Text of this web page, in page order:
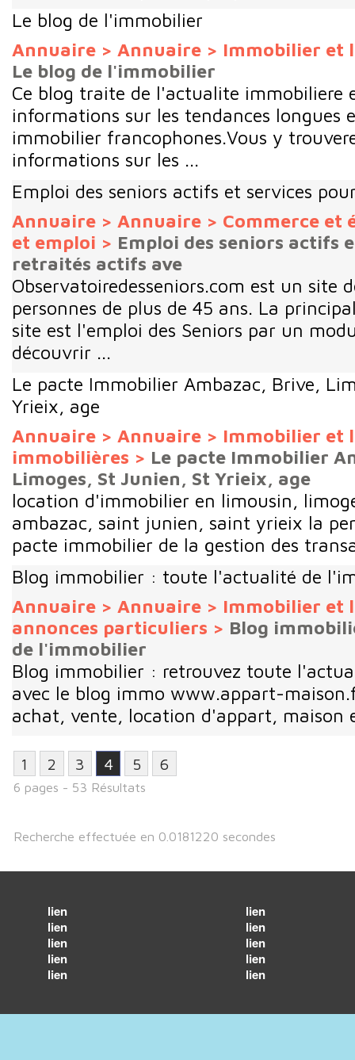
Le blog de l'immobilier
Annuaire > Annuaire > Immobilier et
Le blog de l'immobilier
Ce blog traite de l'actualite immobiliere
informations sur les tendances longues
immobilier francophones.Vous y
informations sur les ...
Emploi des seniors actifs et services
Annuaire > Annuaire > Commerce et
et emploi > Emploi des seniors actifs
retraités actifs ave
Observatoiredesseniors.com est un site
personnes de plus de 45 ans. La
site est l'emploi des Seniors par un
découvrir ...
Le pacte Immobilier Ambazac, Brive,
Yrieix, age
Annuaire > Annuaire > Immobilier et
immobilières > Le pacte Immobilier
Limoges, St Junien, St Yrieix, age
location d'immobilier en limousin,
ambazac, saint junien, saint yrieix la
pacte immobilier de la gestion des
Blog immobilier : toute l'actualité de
Annuaire > Annuaire > Immobilier et
annonces particuliers > Blog
de l'immobilier
Blog immobilier : retrouvez toute
avec le blog immo www.appart-
achat, vente, location d'appart, maison
1 2 3 4 5 6
6 pages - 53 Résultats
Recherche effectuée en 0.0181220 secondes
lien
lien
lien
lien
lien
lien
lien
lien
lien
lien